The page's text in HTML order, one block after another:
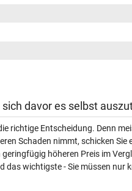
davor es selbst
richtige Entscheidung. Denn
Schaden nimmt, schicken Sie
geringfügig höheren Preis im
das wichtigste - Sie müssen